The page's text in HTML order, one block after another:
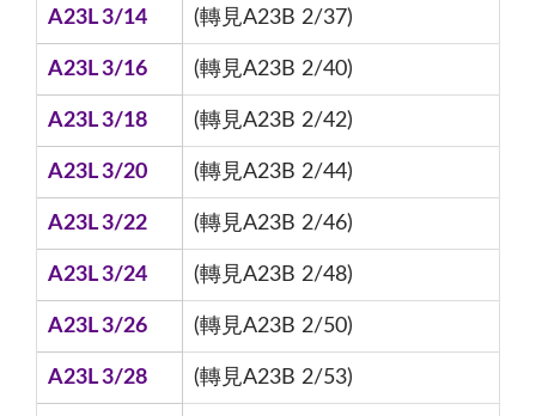
A23L 3/14 (轉見A23B 2/37)
A23L 3/16 (轉見A23B 2/40)
A23L 3/18 (轉見A23B 2/42)
A23L 3/20 (轉見A23B 2/44)
A23L 3/22 (轉見A23B 2/46)
A23L 3/24 (轉見A23B 2/48)
A23L 3/26 (轉見A23B 2/50)
A23L 3/28 (轉見A23B 2/53)